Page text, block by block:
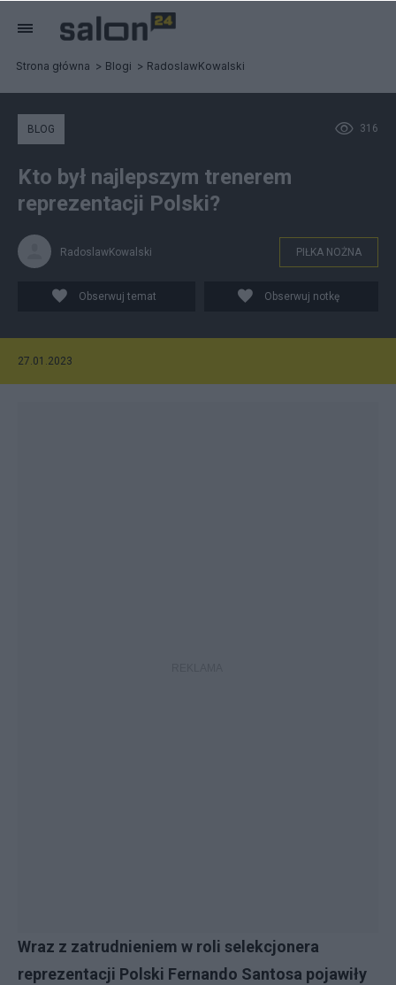
Strona główna Blogi RadoslawKowalski
316
BLOG
Kto był najlepszym trenerem
reprezentacji Polski?
RadoslawKowalski PIŁKA NOŻNA
Obserwuj temat Obserwuj notkę
27.01.2023
Wraz z zatrudnieniem w roli selekcjonera
reprezentacji Polski Fernando Santosa pojawiły